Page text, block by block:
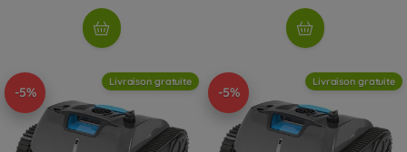
-5%
Livraison gratuite
-5%
Livraison gratuite